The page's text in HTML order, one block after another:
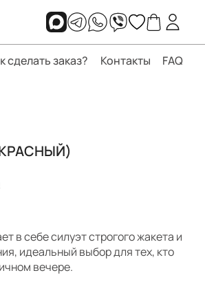
сделать заказ? Контакты FAQ
в себе силуэт строгого жакета и
идеальный выбор для тех, кто
вечере.